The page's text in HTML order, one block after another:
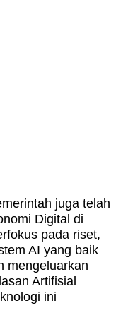
juga telah
Digital di
pada riset,
AI yang baik
mengeluarkan
Artifisial
ini